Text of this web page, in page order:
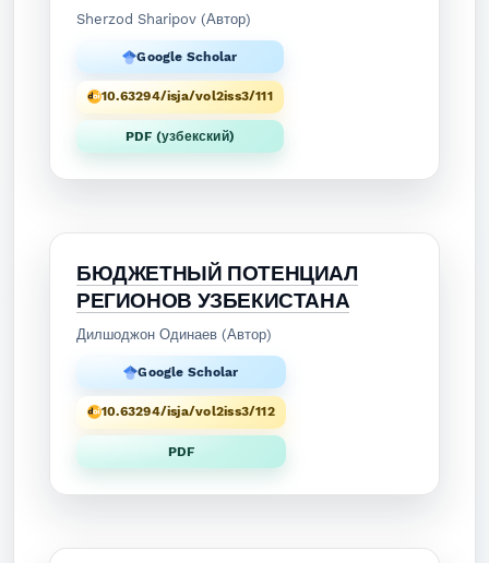
Sherzod Sharipov (Автор)
Google Scholar
10.63294/isja/vol2iss3/111
PDF (узбекский)
БЮДЖЕТНЫЙ ПОТЕНЦИАЛ
РЕГИОНОВ УЗБЕКИСТАНА
Дилшоджон Одинаев (Автор)
Google Scholar
10.63294/isja/vol2iss3/112
PDF